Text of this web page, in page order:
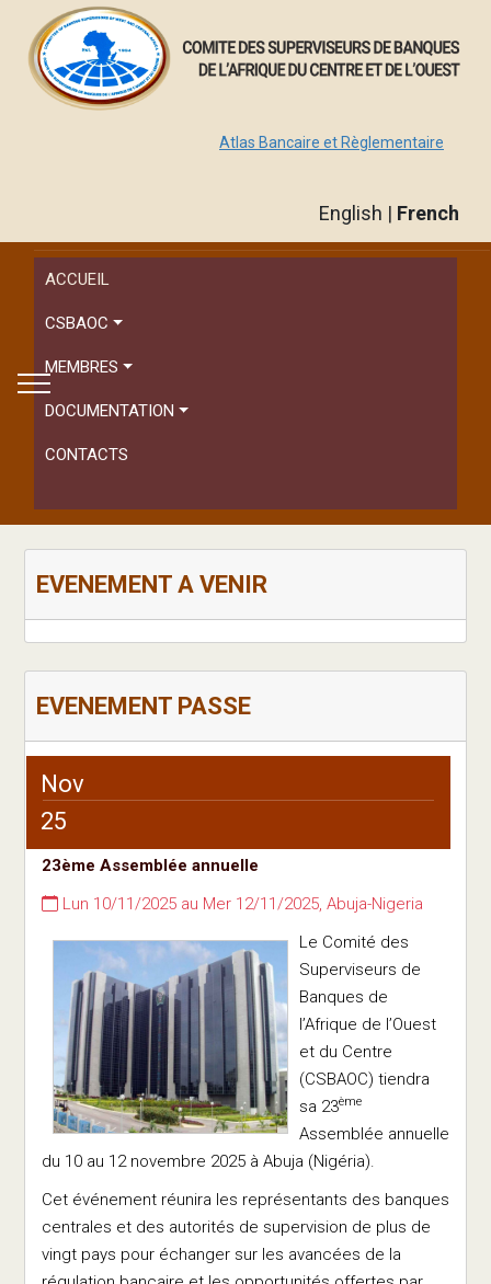
Atlas Bancaire et Règlementaire
English | French
ACCUEIL
CSBAOC
MEMBRES
DOCUMENTATION
CONTACTS
EVENEMENT A VENIR
EVENEMENT PASSE
Nov
25
23ème Assemblée annuelle
Lun 10/11/2025 au Mer 12/11/2025, Abuja-Nigeria
Le Comité des
Superviseurs de
Banques de
l’Afrique de l’Ouest
et du Centre
(CSBAOC) tiendra
sa 23ème
Assemblée annuelle
du 10 au 12 novembre 2025 à Abuja (Nigéria).
Cet événement réunira les représentants des banques
centrales et des autorités de supervision de plus de
vingt pays pour échanger sur les avancées de la